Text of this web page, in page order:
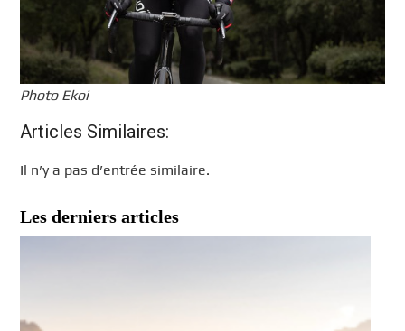
Photo Ekoi
Articles Similaires:
Il n’y a pas d’entrée similaire.
Les derniers articles